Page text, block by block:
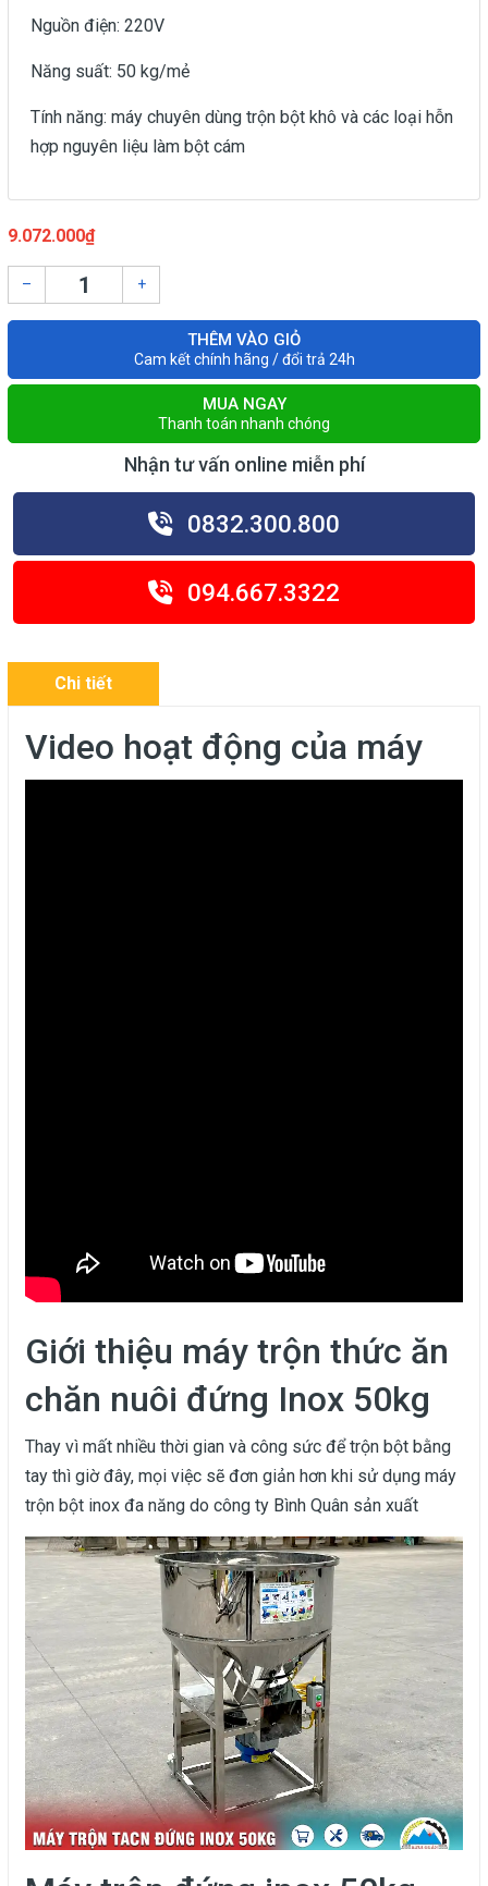
Nguồn điện: 220V
Năng suất: 50 kg/mẻ
Tính năng: máy chuyên dùng trộn bột khô và các loại hỗn
hợp nguyên liệu làm bột cám
9.072.000₫
– +
THÊM VÀO GIỎ
Cam kết chính hãng / đổi trả 24h
MUA NGAY
Thanh toán nhanh chóng
Nhận tư vấn online miễn phí
0832.300.800
094.667.3322
Chi tiết
Video hoạt động của máy
Giới thiệu máy trộn thức ăn
chăn nuôi đứng Inox 50kg
Thay vì mất nhiều thời gian và công sức để trộn bột bằng
tay thì giờ đây, mọi việc sẽ đơn giản hơn khi sử dụng máy
trộn bột inox đa năng do công ty Bình Quân sản xuất